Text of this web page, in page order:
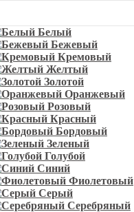
Белый
Бежевый
Кремовый
Желтый
Золотой
Оранжевый
Розовый
Красный
Бордовый
Зеленый
Голубой
Синий
Фиолетовый
Серый
Серебряный